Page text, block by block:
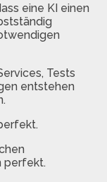
eine KI einen
Tests
entstehen
perfekt.